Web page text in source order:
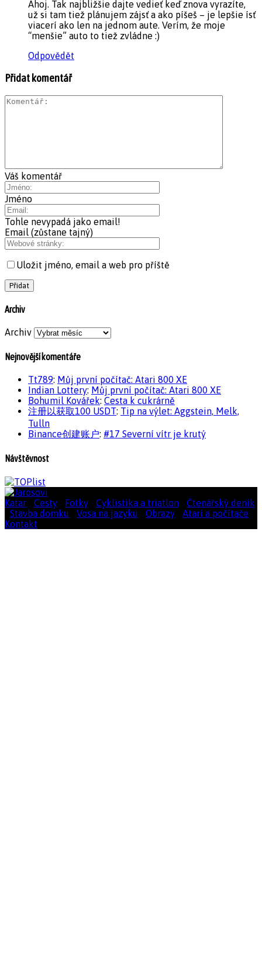
Ahoj. Tak najbližšie dajte vedieť keď znova vyrazíte,
už si tam tiež plánujem zájsť a ako píšeš – je lepšie ísť
viacerí ako len na jednom aute. Verím, že moje
“menšie” auto to tiež zvládne :)
Odpovědět
Přidat komentář
Váš komentář
Jméno
Tohle nevypadá jako email!
Email (zůstane tajný)
Uložit jméno, email a web pro příště
Archiv
Archiv
Nejnovější komentáře
Tt789: Můj první počítač: Atari 800 XE
Indian Lottery: Můj první počítač: Atari 800 XE
Bohumil Kovářek: Cesta k cukrárně
注册以获取100 USDT: Tip na výlet: Aggstein, Melk,
Tulln
Binance创建账户: #17 Severní vítr je krutý
Návštěvnost
Katar Cesty Fotky Cyklistika a triatlon
Čtenářský deník
Stavba domku Vosa na jazyku Obrazy Atari a počítače
Kontakt